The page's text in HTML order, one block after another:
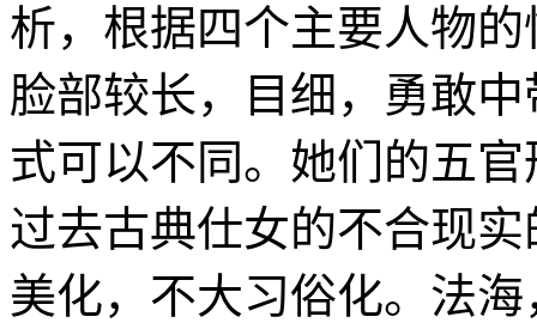
析，根据四个主要人物
脸部较长，目细，勇敢
式可以不同。她们的五
过去古典仕女的不合现
美化，不大习俗化。法